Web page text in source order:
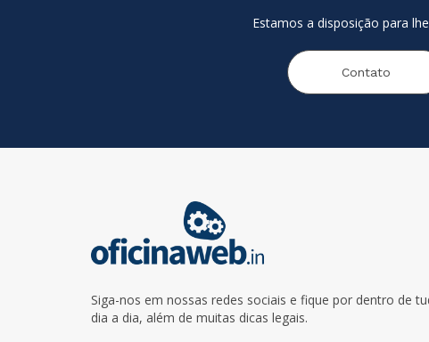
Estamos a disposição para
Contato
Siga-nos em nossas redes sociais e fique por dentro de
dia a dia, além de muitas dicas legais.